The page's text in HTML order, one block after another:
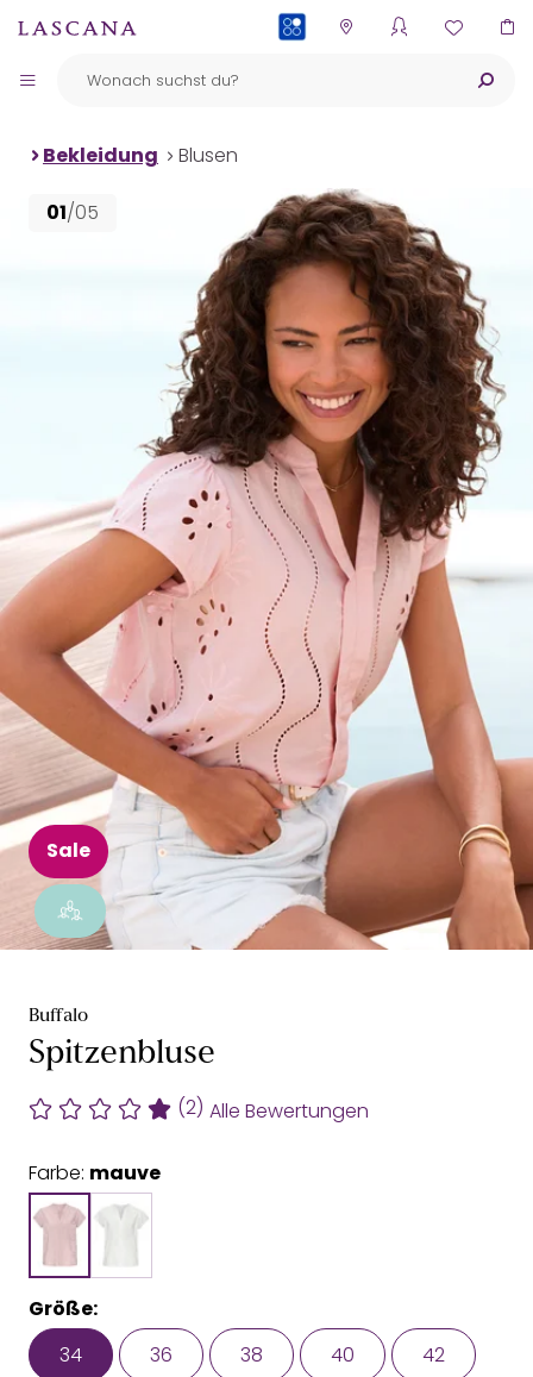
Bekleidung Blusen
01/05
Sale
Buffalo
Spitzenbluse
(2) Alle Bewertungen
Farbe: mauve
Größe:
34
36 38 40 42